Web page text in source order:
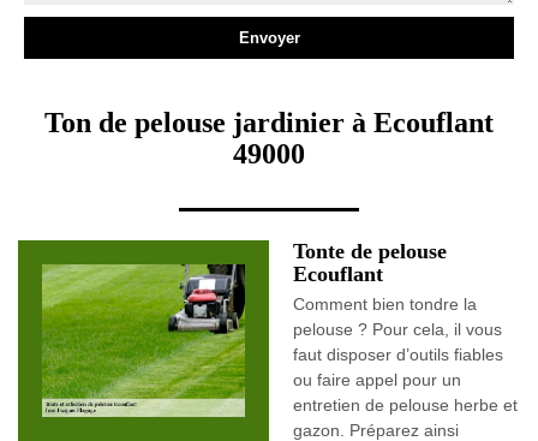
Ton de pelouse jardinier à Ecouflant
49000
Tonte de pelouse
Ecouflant
Comment bien tondre la
pelouse ? Pour cela, il vous
faut disposer d’outils fiables
ou faire appel pour un
entretien de pelouse herbe et
gazon. Préparez ainsi